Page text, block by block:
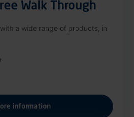
Walk Through
a wide range of products, in
information